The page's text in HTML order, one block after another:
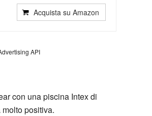
Acquista su Amazon
API
con una piscina Intex di
positiva.